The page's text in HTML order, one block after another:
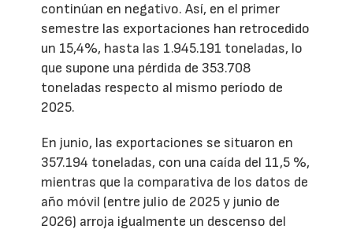
continúan en negativo. Así, en el primer
semestre las exportaciones han retrocedido
un 15,4%, hasta las 1.945.191 toneladas, lo
que supone una pérdida de 353.708
toneladas respecto al mismo período de
2025.
En junio, las exportaciones se situaron en
357.194 toneladas, con una caída del 11,5 %,
mientras que la comparativa de los datos de
año móvil (entre julio de 2025 y junio de
2026) arroja igualmente un descenso del